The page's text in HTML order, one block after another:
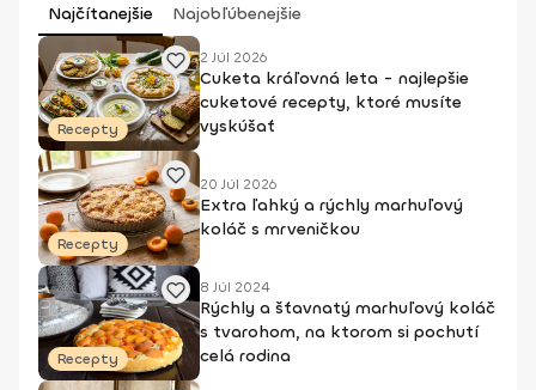
Najčítanejšie Najobľúbenejšie
Recepty
2 Júl 2026
Cuketa kráľovná leta - najlepšie
cuketové recepty, ktoré musíte
vyskúšať
Recepty
20 Júl 2026
Extra ľahký a rýchly marhuľový
koláč s mrveničkou
Recepty
8 Júl 2024
Rýchly a šťavnatý marhuľový koláč
s tvarohom, na ktorom si pochutí
celá rodina